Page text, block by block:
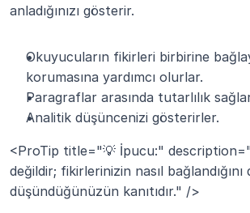
anladığınızı gösterir.
Okuyucuların fikirleri birbirine
korumasına yardımcı olurlar.
Paragraflar arasında tutarlılık
Analitik düşüncenizi gösterirler.
<ProTip title="💡 İpucu:"
değildir; fikirlerinizin nasıl
düşündüğünüzün kanıtıdır." />